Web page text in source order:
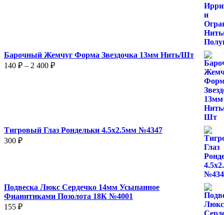
Барочный Жемчуг Форма Звездочка 13мм Нить/Шт
140 ₽ – 2 400 ₽Диапазон
Тигровый Глаз Рондельки 4.5х2.5мм №4347
300 ₽
Подвеска Люкс Сердечко 14мм Усыпанное
Фианитиками Позолота 18К №4001
155 ₽